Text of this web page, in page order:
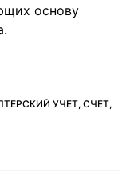
основу
УЧЕТ, СЧЕТ,